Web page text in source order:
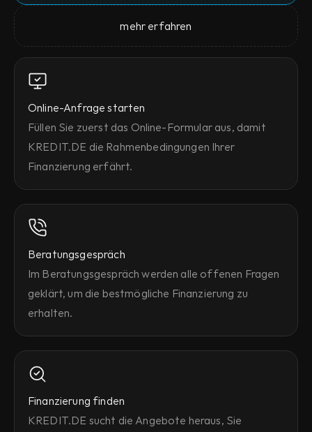
mehr erfahren
Online-Anfrage starten
Füllen Sie zuerst das Online-Formular aus, damit
KREDIT.DE die Rahmenbedingungen Ihrer
Finanzierung erfährt.
Beratungsgespräch
Im Beratungsgespräch werden alle offenen Fragen
geklärt, um die bestmögliche Finanzierung zu
erhalten.
Finanzierung finden
KREDIT.DE sucht die Angebote heraus, Sie